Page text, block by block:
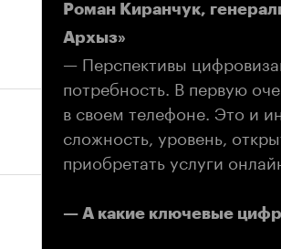
Роман Киранчук,
Архыз»
— Перспективы
потребность. В первую
в своем телефоне. Это и
сложность, уровень,
приобретать услуги
— А какие ключевые